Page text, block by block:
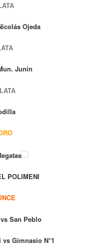
Ojeda
Junín
POLIMENI
San Peblo
Gimnasio N°1